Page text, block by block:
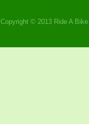
Copyright © 2013 Ride A